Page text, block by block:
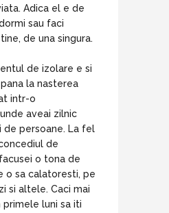
Adica el e de
sau faci
de una singura.
de izolare e si
la nasterea
intr-o
aveai zilnic
persoane. La fel
de
o tona de
o sa calatoresti, pe
si altele. Caci mai
luni sa iti